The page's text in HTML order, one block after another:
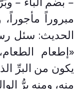
مبروراً
الحديث: سئل
«إطعام
يكون من البرِّ
منه، ومنه برُّ